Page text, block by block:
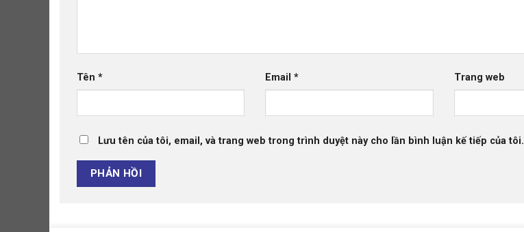
Tên * Email* Trang web
Lưu tên của tôi, email, và trang web trong trình duyệt này cho lần bình luận kế tiếp của tôi.